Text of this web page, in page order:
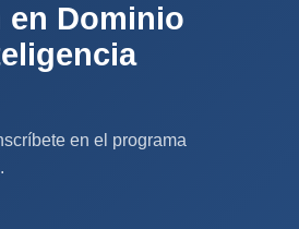
en Dominio
en el programa